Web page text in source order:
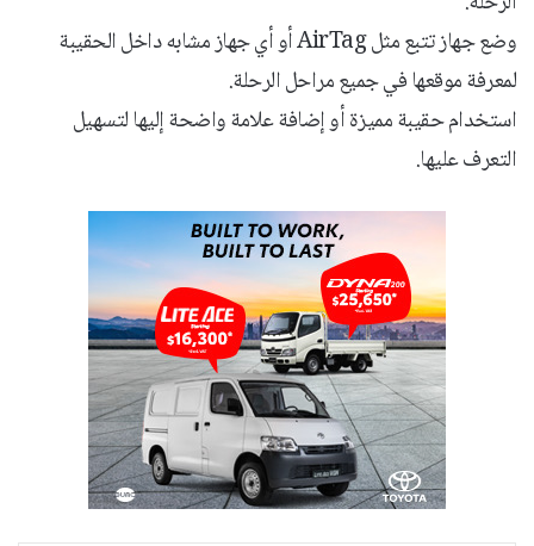
وضع جهاز تتبع مثل AirTag أو أي جهاز مشابه داخل الحقيبة
لمعرفة موقعها في جميع مراحل الرحلة.
استخدام حقيبة مميزة أو إضافة علامة واضحة إليها لتسهيل
التعرف عليها.